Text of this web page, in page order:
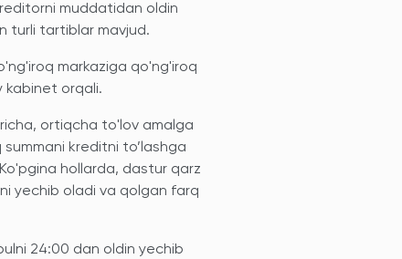
muddatidan oldin
turli tartiblar mavjud.
markaziga qo'ng'iroq
kabinet orqali.
ortiqcha to'lov amalga
kreditni to’lashga
hollarda, dastur qarz
yechib oladi va qolgan farq
24:00 dan oldin yechib